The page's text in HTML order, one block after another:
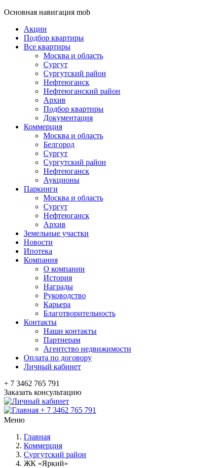
Основная навигация mob
Акции
Подбор квартиры
Все квартиры
Москва и область
Сургут
Сургутский район
Нефтеюганск
Нефтеюганский район
Архив
Подбор квартиры
Документация
Коммерция
Москва и область
Белгород
Сургут
Сургутский район
Нефтеюганск
Аукционы
Паркинги
Москва и область
Сургут
Нефтеюганск
Архив
Земельные участки
Новости
Ипотека
Компания
О компании
История
Награды
Руководство
Карьера
Благотворительность
Контакты
Наши контакты
Партнерам
Агентство недвижимости
Оплата по договору
Личный кабинет
+ 7 3462 765 791
Заказать консультацию
+ 7 3462 765 791
Меню
Главная
Коммерция
Сургутский район
ЖК «Яркий»